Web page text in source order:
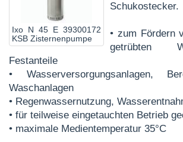
Ixo N 45 E 39300172
KSB Zisternenpumpe
Schukostecker.
• zum Fördern
getrübten
Festanteile
• Wasserversorgungsanlagen,
Waschanlagen
• Regenwassernutzung,
• für teilweise eingetauchten Betrieb
• maximale Medientemperatur 35°C